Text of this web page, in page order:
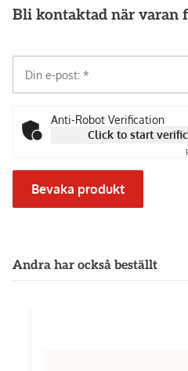
Bli kontaktad när varan
Din e-post:
Anti-Robot Verification
Click to start
Bevaka produkt
Andra har också beställt